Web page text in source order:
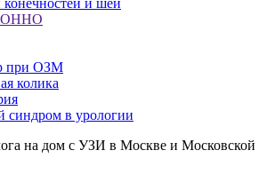
и шеи
при ОЗМ
колика
синдром в урологии
на дом c УЗИ в Москве и Московской